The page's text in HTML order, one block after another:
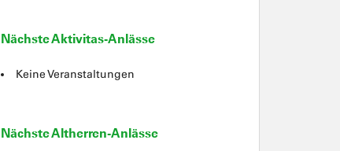
Nächste Aktivitas-Anlässe
Keine Veranstaltungen
Nächste Altherren-Anlässe